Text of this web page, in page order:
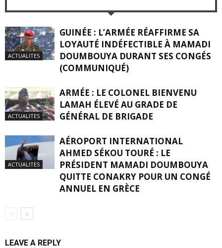
ACTUALITES
GUINÉE : L’ARMÉE RÉAFFIRME SA
LOYAUTÉ INDÉFECTIBLE À MAMADI
DOUMBOUYA DURANT SES CONGÉS
(COMMUNIQUÉ)
ACTUALITES
ARMÉE : LE COLONEL BIENVENU
LAMAH ÉLEVÉ AU GRADE DE
GÉNÉRAL DE BRIGADE
ACTUALITES
AÉROPORT INTERNATIONAL
AHMED SÉKOU TOURÉ : LE
PRÉSIDENT MAMADI DOUMBOUYA
QUITTE CONAKRY POUR UN CONGÉ
ANNUEL EN GRÈCE
LEAVE A REPLY